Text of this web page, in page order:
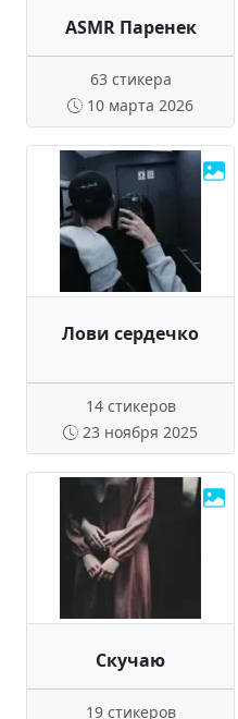
ASMR Паренек
63 стикера
10 марта 2026
Лови сердечко
14 стикеров
23 ноября 2025
Скучаю
19 стикеров